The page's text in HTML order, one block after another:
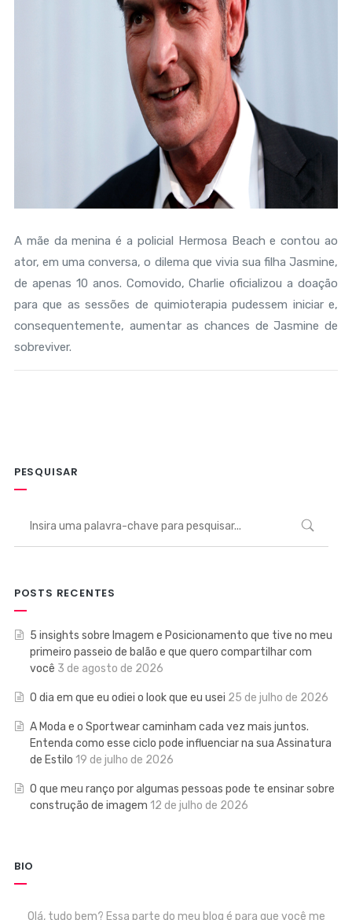
A mãe da menina é a policial Hermosa Beach e contou ao
ator, em uma conversa, o dilema que vivia sua filha Jasmine,
de apenas 10 anos. Comovido, Charlie oficializou a doação
para que as sessões de quimioterapia pudessem iniciar e,
consequentemente, aumentar as chances de Jasmine de
sobreviver.
PESQUISAR
POSTS RECENTES
5 insights sobre Imagem e Posicionamento que tive no meu
primeiro passeio de balão e que quero compartilhar com
você 3 de agosto de 2026
O dia em que eu odiei o look que eu usei 25 de julho de 2026
A Moda e o Sportwear caminham cada vez mais juntos.
Entenda como esse ciclo pode influenciar na sua Assinatura
de Estilo 19 de julho de 2026
O que meu ranço por algumas pessoas pode te ensinar sobre
construção de imagem 12 de julho de 2026
BIO
Olá, tudo bem? Essa parte do meu blog é para que você me